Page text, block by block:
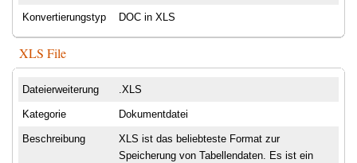
Konvertierungstyp DOC in XLS
XLS File
Dateierweiterung .XLS
Kategorie Dokumentdatei
Beschreibung
XLS ist das beliebteste Format zur
Speicherung von Tabellendaten. Es ist ein